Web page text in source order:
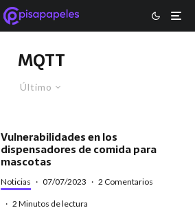
MQTT
Último
Vulnerabilidades en los
dispensadores de comida para
mascotas
Noticias · 07/07/2023 · 2 Comentarios
· 2 Minutos de lectura